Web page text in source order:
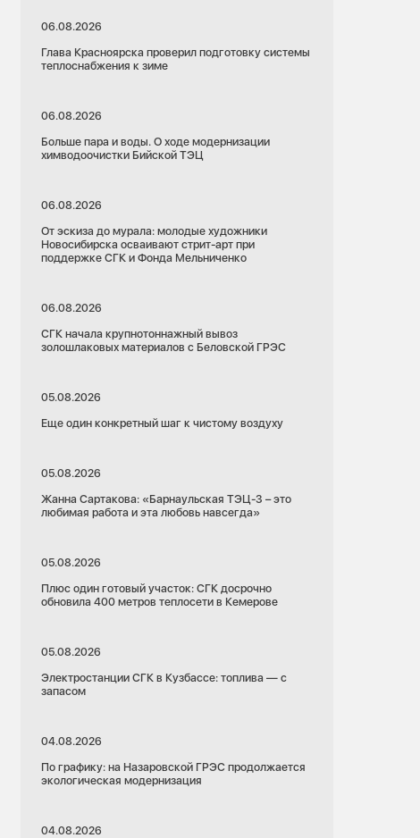
06.08.2026
Глава Красноярска проверил подготовку системы
теплоснабжения к зиме
06.08.2026
Больше пара и воды. О ходе модернизации
химводоочистки Бийской ТЭЦ
06.08.2026
От эскиза до мурала: молодые художники
Новосибирска осваивают стрит-арт при
поддержке СГК и Фонда Мельниченко
06.08.2026
СГК начала крупнотоннажный вывоз
золошлаковых материалов с Беловской ГРЭС
05.08.2026
Еще один конкретный шаг к чистому воздуху
05.08.2026
Жанна Сартакова: «Барнаульская ТЭЦ-3 – это
любимая работа и эта любовь навсегда»
05.08.2026
Плюс один готовый участок: СГК досрочно
обновила 400 метров теплосети в Кемерове
05.08.2026
Электростанции СГК в Кузбассе: топлива — с
запасом
04.08.2026
По графику: на Назаровской ГРЭС продолжается
экологическая модернизация
04.08.2026